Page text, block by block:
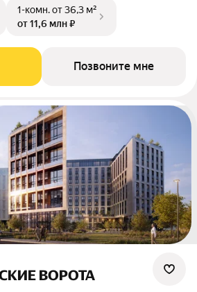
1-комн.от 36,3 м²
от 11,6 млн ₽
Позвоните мне
ВОРОТА